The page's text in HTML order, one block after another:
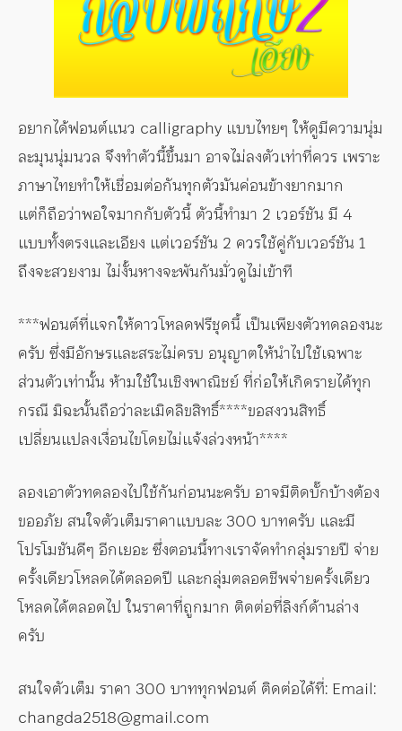
อยากได้ฟอนต์แนว calligraphy แบบไทยๆ ให้ดูมีความนุ่ม
ละมุนนุ่มนวล จึงทำตัวนี้ขึ้นมา อาจไม่ลงตัวเท่าที่ควร เพราะ
ภาษาไทยทำให้เชื่อมต่อกันทุกตัวมันค่อนข้างยากมาก
แต่ก็ถือว่าพอใจมากกับตัวนี้ ตัวนี้ทำมา 2 เวอร์ชัน มี 4
แบบทั้งตรงและเอียง แต่เวอร์ชัน 2 ควรใช้คู่กับเวอร์ชัน 1
ถึงจะสวยงาม ไม่งั้นหางจะพันกันมั่วดูไม่เข้าที
***ฟอนต์ที่แจกให้ดาวโหลดฟรีชุดนี้ เป็นเพียงตัวทดลองนะ
ครับ ซึ่งมีอักษรและสระไม่ครบ อนุญาตให้นำไปใช้เฉพาะ
ส่วนตัวเท่านั้น ห้ามใช้ในเชิงพาณิชย์ ที่ก่อให้เกิดรายได้ทุก
กรณี มิฉะนั้นถือว่าละเมิดลิขสิทธิ์****ขอสงวนสิทธิ์
เปลี่ยนแปลงเงื่อนไขโดยไม่แจ้งล่วงหน้า****
ลองเอาตัวทดลองไปใช้กันก่อนนะครับ อาจมีติดบั๊กบ้างต้อง
ขออภัย สนใจตัวเต็มราคาแบบละ 300 บาทครับ และมี
โปรโมชันดีๆ อีกเยอะ ซึ่งตอนนี้ทางเราจัดทำกลุ่มรายปี จ่าย
ครั้งเดียวโหลดได้ตลอดปี และกลุ่มตลอดชีพจ่ายครั้งเดียว
โหลดได้ตลอดไป ในราคาที่ถูกมาก ติดต่อที่ลิงก์ด้านล่าง
ครับ
สนใจตัวเต็ม ราคา 300 บาททุกฟอนต์ ติดต่อได้ที่: Email:
changda2518@gmail.com